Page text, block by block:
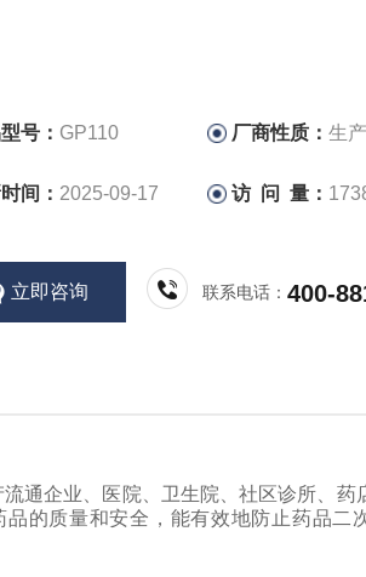
维码的批量扫描，有助于保证药品的质量和
号： GP110 厂商性质：生
间： 2025-09-17 访 问 量：
立即咨询 联系电话：400-
通企业、医院、卫生院、社区诊所、药
的质量和安全，能有效地防止药品二